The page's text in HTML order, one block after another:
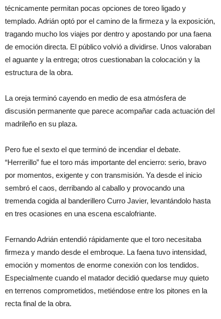
técnicamente permitan pocas opciones de toreo ligado y
templado. Adrián optó por el camino de la firmeza y la exposición,
tragando mucho los viajes por dentro y apostando por una faena
de emoción directa. El público volvió a dividirse. Unos valoraban
el aguante y la entrega; otros cuestionaban la colocación y la
estructura de la obra.
La oreja terminó cayendo en medio de esa atmósfera de
discusión permanente que parece acompañar cada actuación del
madrileño en su plaza.
Pero fue el sexto el que terminó de incendiar el debate.
“Herrerillo” fue el toro más importante del encierro: serio, bravo
por momentos, exigente y con transmisión. Ya desde el inicio
sembró el caos, derribando al caballo y provocando una
tremenda cogida al banderillero Curro Javier, levantándolo hasta
en tres ocasiones en una escena escalofriante.
Fernando Adrián entendió rápidamente que el toro necesitaba
firmeza y mando desde el embroque. La faena tuvo intensidad,
emoción y momentos de enorme conexión con los tendidos.
Especialmente cuando el matador decidió quedarse muy quieto
en terrenos comprometidos, metiéndose entre los pitones en la
recta final de la obra.